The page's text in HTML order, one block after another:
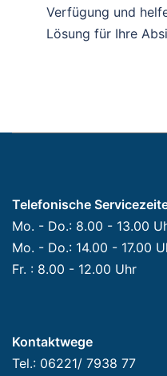
Verfügung und
Lösung für Ihre
Telefonische
Mo. - Do.: 8.00 - 13.00
Mo. - Do.: 14.00 - 17.00
Fr. : 8.00 - 12.00 Uhr
Kontaktwege
Tel.: 06221/ 7938 77